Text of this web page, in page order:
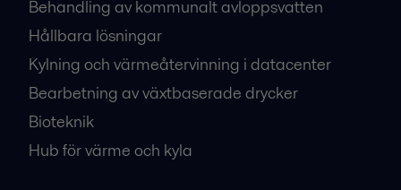
Behandling av kommunalt avloppsvatten
Hållbara lösningar
Kylning och värmeåtervinning i datacenter
Bearbetning av växtbaserade drycker
Bioteknik
Hub för värme och kyla